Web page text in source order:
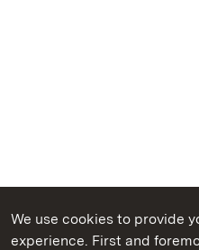
We use cookies to provide
experience. First and